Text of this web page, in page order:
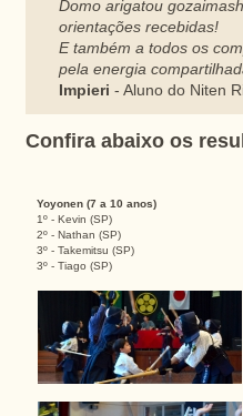
Domo arigatou
orientações recebidas!
E também a todos os
pela energia
Impieri - Aluno do Niten
Confira abaixo os
Yoyonen (7 a 10 anos)
1º - Kevin (SP)
2º - Nathan (SP)
3º - Takemitsu (SP)
3º - Tiago (SP)